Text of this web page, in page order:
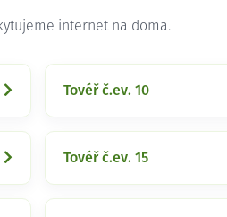
internet na doma.
Tovéř č.ev. 10
Tovéř č.ev. 15